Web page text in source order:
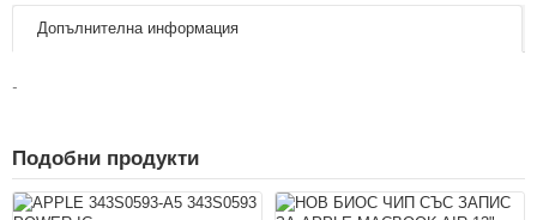
Допълнителна информация
-
Подобни продукти